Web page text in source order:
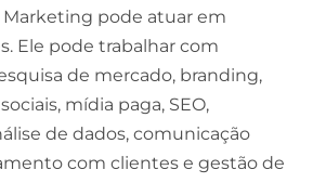
Marketing pode atuar em
Ele pode trabalhar com
de mercado, branding,
mídia paga, SEO,
de dados, comunicação
com clientes e gestão de